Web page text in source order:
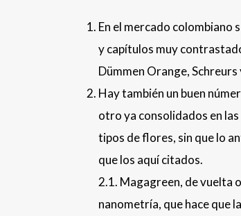
En el mercado colombiano
y capítulos muy
Dümmen Orange,
Hay también un buen
otro ya consolidados en
tipos de flores, sin que lo
que los aquí citados.
2.1. Magagreen, de vuelta
nanometría, que hace que